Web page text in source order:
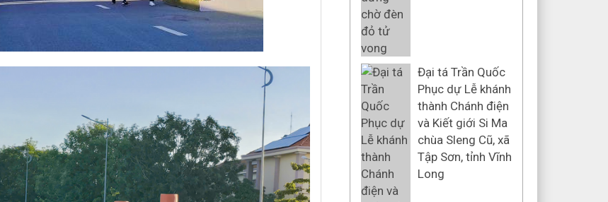
Đại tá Trần Quốc
Phục dự Lễ khánh
thành Chánh điện
và Kiết giới Si Ma
chùa Sleng Cũ, xã
Tập Sơn, tỉnh Vĩnh
Long